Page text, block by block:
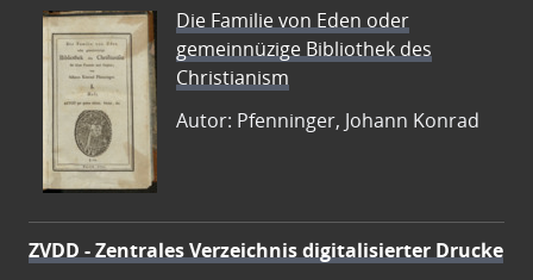
Die Familie von Eden oder
gemeinnüzige Bibliothek des
Christianism
Autor: Pfenninger, Johann Konrad
ZVDD - Zentrales Verzeichnis digitalisierter Drucke